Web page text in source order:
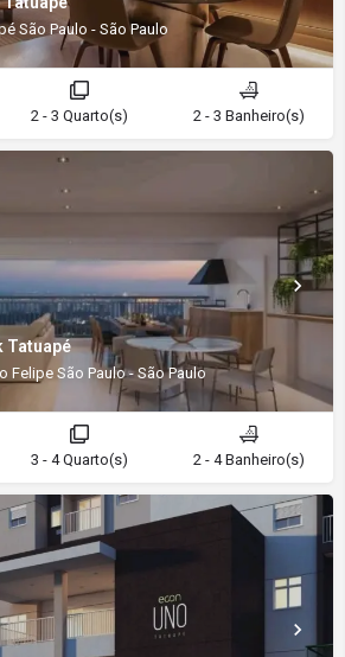
São Paulo - São Paulo
2 - 3 Quarto(s) 2 - 3 Banheiro(s)
Tatuapé
Felipe São Paulo - São Paulo
3 - 4 Quarto(s) 2 - 4 Banheiro(s)